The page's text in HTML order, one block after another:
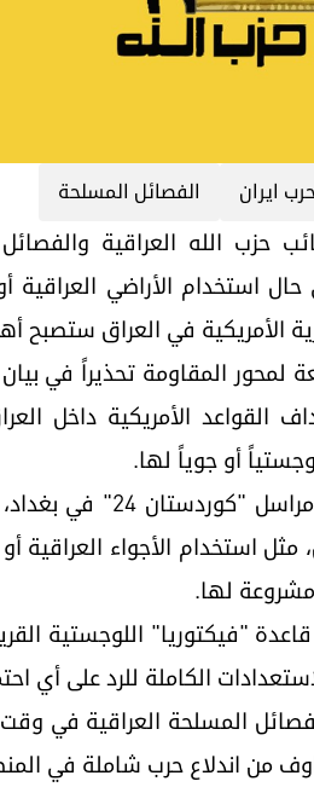
ايران الفصائل المسلحة
حذرت كتائب حزب الله العراقية
حال استخدام الأراضي
الأمريكية في العراق ستصبح
القواعد الأمريكية داخل
أو جوياً لها.
وبحسب معلومات شفان
مثل استخدام الأجواء العراقية
مشروعة لها.
"فيكتوريا" اللوجستية
الكاملة للرد على أي
المسلحة العراقية في وقت
من اندلاع حرب شاملة في